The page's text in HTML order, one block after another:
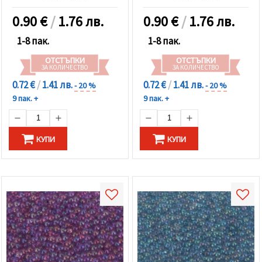
0.90€/1.76 лв.
1-8 пак.
ОТСТЪПКИ
ЗА КОЛИЧЕСТВО
0.72 €/1.41 лв.- 20 %
9 пак. +
КУПИ
0.90€/1.76 лв.
1-8 пак.
ОТСТЪПКИ
ЗА КОЛИЧЕСТВО
0.72 €/1.41 лв.- 20 %
9 пак. +
КУПИ